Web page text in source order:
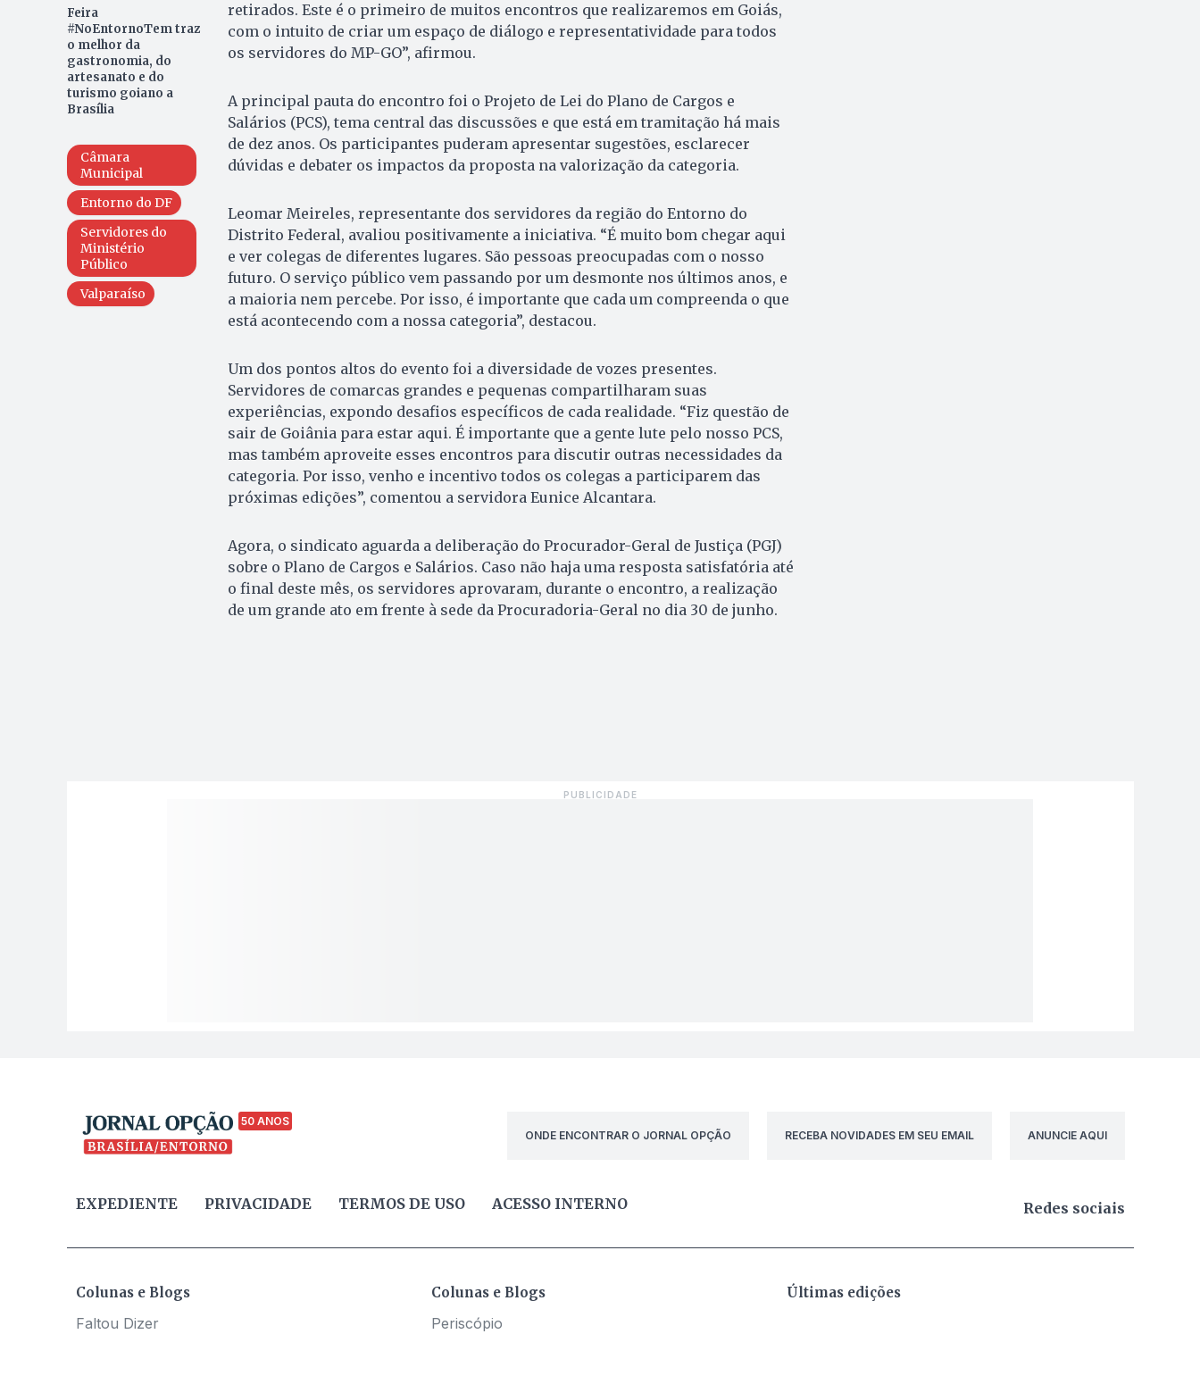
Feira
#NoEntornoTem traz
o melhor da
gastronomia, do
artesanato e do
turismo goiano a
Brasília
Câmara
Municipal
Entorno do DF
Servidores do
Ministério
Público
Valparaíso
retirados. Este é o primeiro de muitos encontros que realizaremos em Goiás,
com o intuito de criar um espaço de diálogo e representatividade para todos
os servidores do MP-GO”, afirmou.
A principal pauta do encontro foi o Projeto de Lei do Plano de Cargos e
Salários (PCS), tema central das discussões e que está em tramitação há mais
de dez anos. Os participantes puderam apresentar sugestões, esclarecer
dúvidas e debater os impactos da proposta na valorização da categoria.
Leomar Meireles, representante dos servidores da região do Entorno do
Distrito Federal, avaliou positivamente a iniciativa. “É muito bom chegar aqui
e ver colegas de diferentes lugares. São pessoas preocupadas com o nosso
futuro. O serviço público vem passando por um desmonte nos últimos anos, e
a maioria nem percebe. Por isso, é importante que cada um compreenda o que
está acontecendo com a nossa categoria”, destacou.
Um dos pontos altos do evento foi a diversidade de vozes presentes.
Servidores de comarcas grandes e pequenas compartilharam suas
experiências, expondo desafios específicos de cada realidade. “Fiz questão de
sair de Goiânia para estar aqui. É importante que a gente lute pelo nosso PCS,
mas também aproveite esses encontros para discutir outras necessidades da
categoria. Por isso, venho e incentivo todos os colegas a participarem das
próximas edições”, comentou a servidora Eunice Alcantara.
Agora, o sindicato aguarda a deliberação do Procurador-Geral de Justiça (PGJ)
sobre o Plano de Cargos e Salários. Caso não haja uma resposta satisfatória até
o final deste mês, os servidores aprovaram, durante o encontro, a realização
de um grande ato em frente à sede da Procuradoria-Geral no dia 30 de junho.
50 ANOS
ONDE ENCONTRAR O JORNAL OPÇÃO
RECEBA NOVIDADES EM SEU EMAIL ANUNCIE AQUI
EXPEDIENTE PRIVACIDADE TERMOS DE USO ACESSO INTERNO Redes sociais
Colunas e Blogs
Faltou Dizer
Colunas e Blogs
Periscópio
Últimas edições